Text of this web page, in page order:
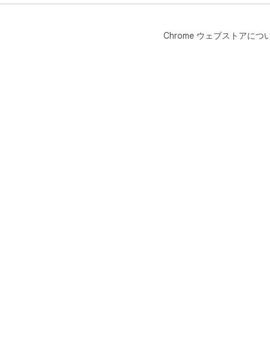
Chrome ウェブストアにつ